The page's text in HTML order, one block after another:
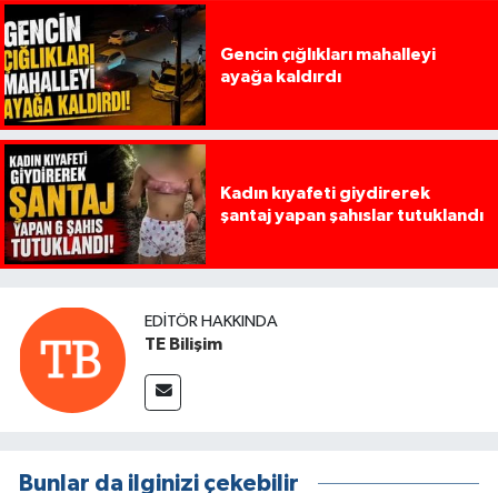
Gencin çığlıkları mahalleyi
ayağa kaldırdı
Kadın kıyafeti giydirerek
şantaj yapan şahıslar tutuklandı
EDITÖR HAKKINDA
TE Bilişim
Bunlar da ilginizi çekebilir